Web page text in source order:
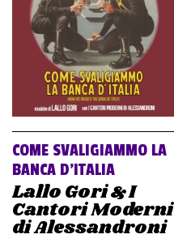
COME SVALIGIAMMO LA
BANCA D’ITALIA
Lallo Gori & I
Cantori Moderni
di Alessandroni